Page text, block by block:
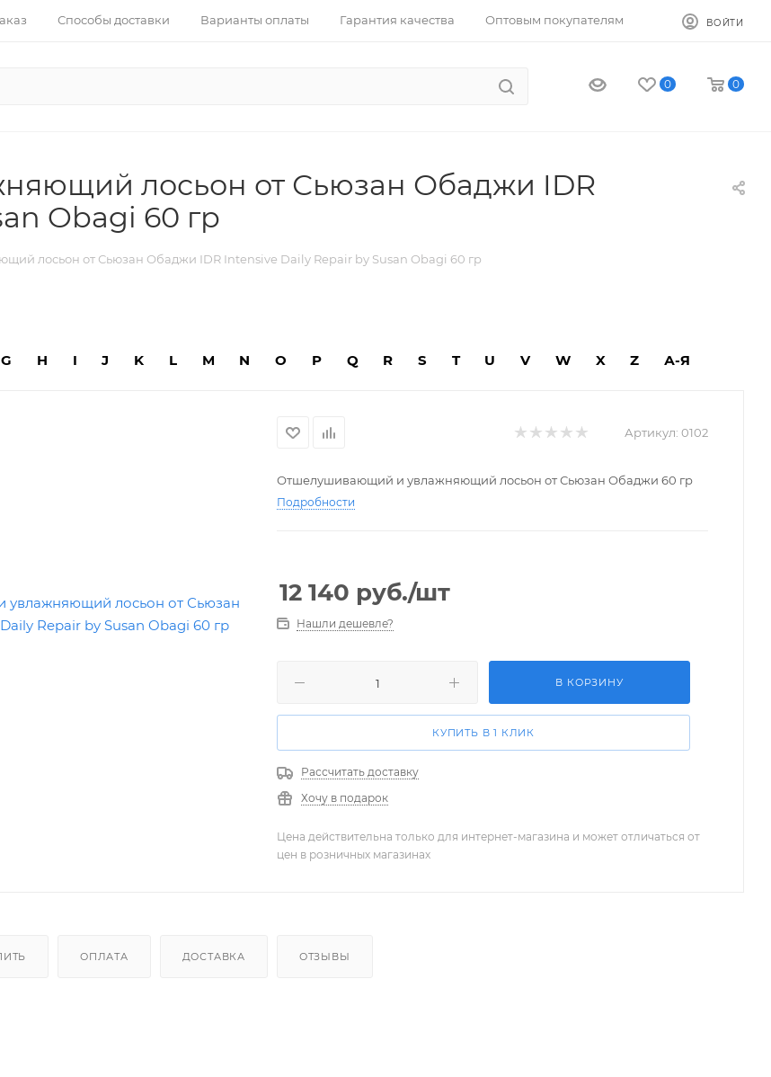
Способы доставки Варианты оплаты Гарантия качества Оптовым покупателям ВОЙТИ
0 0
лосьон от Сьюзан Обаджи IDR
Obagi 60 гр
лосьон от Сьюзан Обаджи IDR Intensive Daily Repair by Susan Obagi 60 гр
G H I J K L M N O P Q R S T U V W X Z А-Я
Артикул: 0102
Отшелушивающий и увлажняющий лосьон от Сьюзан Обаджи 60 гр
Подробности
12 140 руб./шт
Нашли дешевле?
В КОРЗИНУ
КУПИТЬ В 1 КЛИК
Рассчитать доставку
Хочу в подарок
Цена действительна только для интернет-магазина и может отличаться от
цен в розничных магазинах
ОПЛАТА ДОСТАВКА ОТЗЫВЫ